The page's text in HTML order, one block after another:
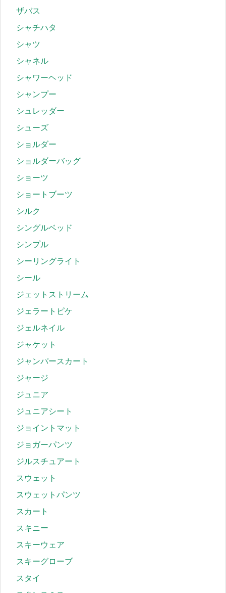
ザバス
シャチハタ
シャツ
シャネル
シャワーヘッド
シャンプー
シュレッダー
シューズ
ショルダー
ショルダーバッグ
ショーツ
ショートブーツ
シルク
シングルベッド
シンプル
シーリングライト
シール
ジェットストリーム
ジェラートピケ
ジェルネイル
ジャケット
ジャンパースカート
ジャージ
ジュニア
ジュニアシート
ジョイントマット
ジョガーパンツ
ジルスチュアート
スウェット
スウェットパンツ
スカート
スキニー
スキーウェア
スキーグローブ
スタイ